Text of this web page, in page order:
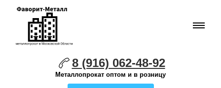
8 (916) 062-48-92
Металлопрокат оптом и в розницу